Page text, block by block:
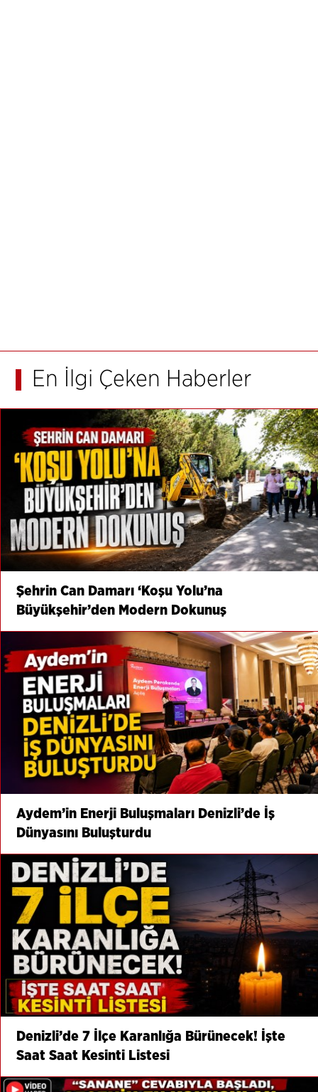
En İlgi Çeken Haberler
Şehrin Can Damarı ‘Koşu Yolu’na
Büyükşehir’den Modern Dokunuş
Aydem’in Enerji Buluşmaları Denizli’de İş
Dünyasını Buluşturdu
Denizli’de 7 İlçe Karanlığa Bürünecek! İşte
Saat Saat Kesinti Listesi